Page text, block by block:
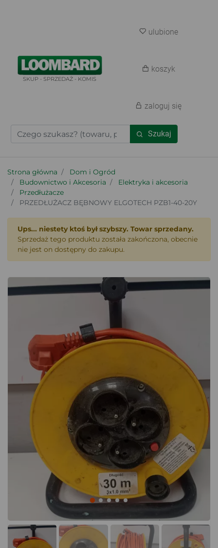
SKUP - SPRZEDAŻ - KOMIS
Szukaj
ulubione
koszyk
zaloguj się
Strona główna
Dom i Ogród
Budownictwo i Akcesoria
Elektryka i akcesoria
Przedłużacze
PRZEDŁUŻACZ BĘBNOWY ELGOTECH PZB1-40-20Y
Ups... niestety ktoś był szybszy. Towar sprzedany.
Sprzedaż tego produktu została zakończona, obecnie
nie jest on dostępny do zakupu.